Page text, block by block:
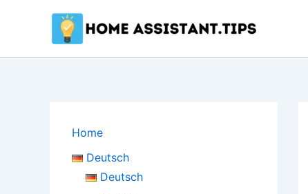
Home
Deutsch
Deutsch